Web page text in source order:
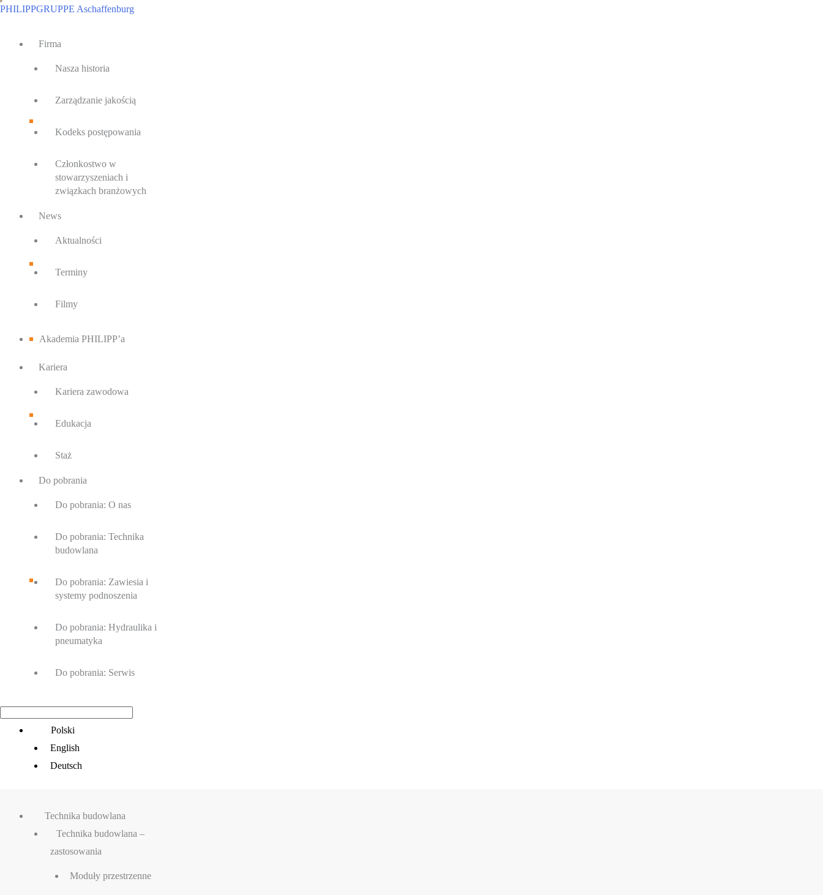
Przejdź
PHILIPPGRUPPE Aschaffenburg
Firma
Nasza historia
Zarządzanie jakością
Kodeks postępowania
Członkostwo w
stowarzyszeniach i
związkach branżowych
News
Aktualności
Terminy
Filmy
Akademia PHILIPP’a
Kariera
Kariera zawodowa
Edukacja
Staż
Do pobrania
Do pobrania: O nas
Do pobrania: Technika
budowlana
Do pobrania: Zawiesia i
systemy podnoszenia
Do pobrania: Hydraulika i
pneumatyka
Do pobrania: Serwis
Polski
English
Deutsch
Technika budowlana
Technika budowlana –
zastosowania
Moduły przestrzenne